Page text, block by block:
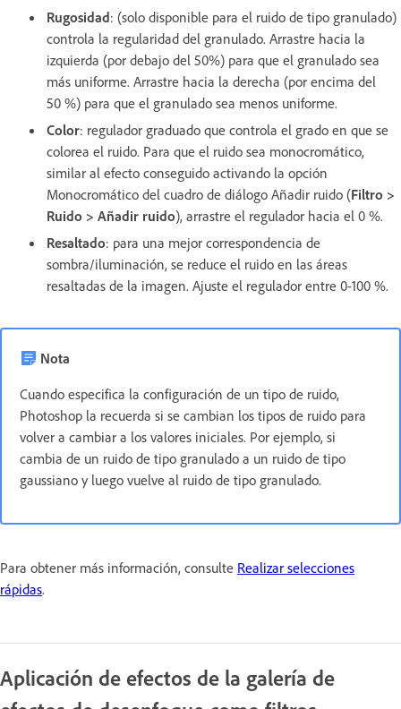
Rugosidad: (solo disponible para el ruido de tipo granulado)
controla la regularidad del granulado. Arrastre hacia la
izquierda (por debajo del 50%) para que el granulado sea
más uniforme. Arrastre hacia la derecha (por encima del
50 %) para que el granulado sea menos uniforme.
Color: regulador graduado que controla el grado en que se
colorea el ruido. Para que el ruido sea monocromático,
similar al efecto conseguido activando la opción
Monocromático del cuadro de diálogo Añadir ruido (Filtro >
Ruido > Añadir ruido), arrastre el regulador hacia el 0 %.
Resaltado: para una mejor correspondencia de
sombra/iluminación, se reduce el ruido en las áreas
resaltadas de la imagen. Ajuste el regulador entre 0-100 %.
Nota
Cuando especifica la configuración de un tipo de ruido,
Photoshop la recuerda si se cambian los tipos de ruido para
volver a cambiar a los valores iniciales. Por ejemplo, si
cambia de un ruido de tipo granulado a un ruido de tipo
gaussiano y luego vuelve al ruido de tipo granulado.
Para obtener más información, consulte Realizar selecciones
rápidas.
Aplicación de efectos de la galería de